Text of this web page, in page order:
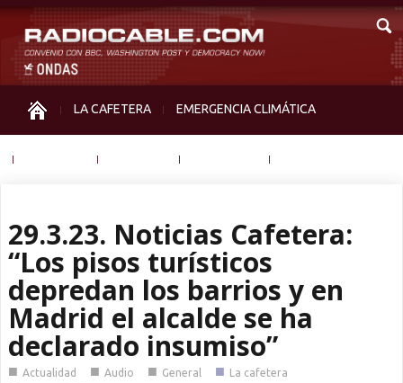
LA CAFETERA EMERGENCIA CLIMÁTICA
29.3.23. Noticias Cafetera:
“Los pisos turísticos
depredan los barrios y en
Madrid el alcalde se ha
declarado insumiso”
■ Actualidad ■ Audio ■ General ■ La cafetera